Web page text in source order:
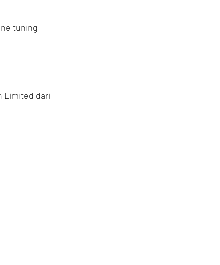
tuning
Limited dari